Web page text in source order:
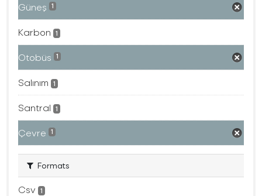
Güneş 1
Karbon 1
Otobüs 1
Salınım 1
Santral 1
Çevre 1
Formats
Csv 1